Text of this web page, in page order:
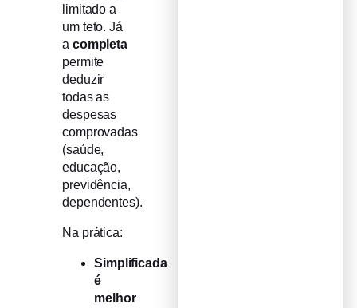
limitado a
um teto. Já
a completa
permite
deduzir
todas as
despesas
comprovadas
(saúde,
educação,
previdência,
dependentes).
Na prática:
Simplificada
é
melhor